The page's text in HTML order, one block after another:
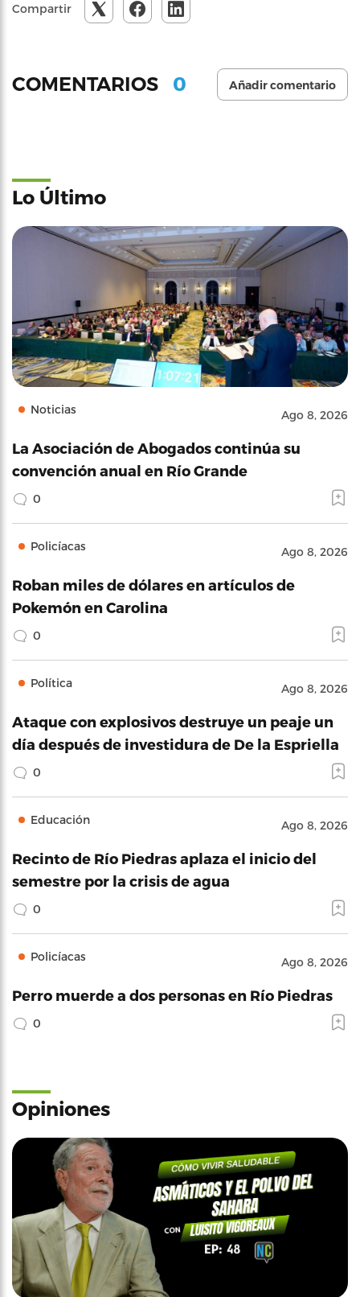
Compartir
COMENTARIOS 0 Añadir comentario
Lo Último
Noticias Ago 8, 2026
La Asociación de Abogados continúa su
convención anual en Río Grande
0
Policíacas Ago 8, 2026
Roban miles de dólares en artículos de
Pokemón en Carolina
0
Política Ago 8, 2026
Ataque con explosivos destruye un peaje un
día después de investidura de De la Espriella
0
Educación Ago 8, 2026
Recinto de Río Piedras aplaza el inicio del
semestre por la crisis de agua
0
Policíacas Ago 8, 2026
Perro muerde a dos personas en Río Piedras
0
Opiniones